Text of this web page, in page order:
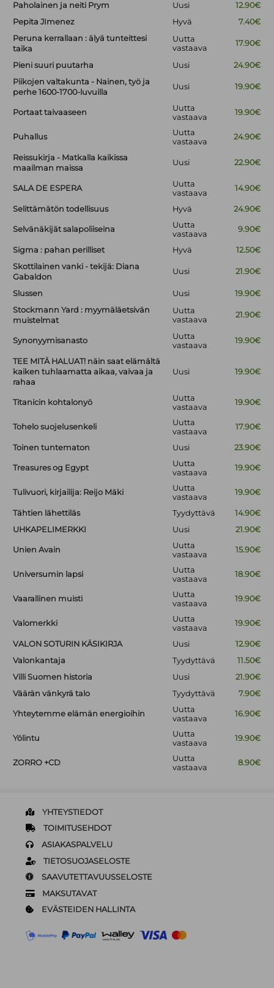
Paholainen ja neiti Prym Uusi
12.90€
Pepita JImenez
Hyvä
7.40€
Peruna kerrallaan : älyä tunteittesi
taika
Uutta
vastaava
17.90€
Pieni suuri puutarha Uusi
24.90€
Piikojen valtakunta - Nainen, työ ja
perhe 1600-1700-luvuilla
Uusi 19.90€
Portaat taivaaseen
Uutta
vastaava
19.90€
Puhallus
Uutta
vastaava
24.90€
Reissukirja - Matkalla kaikissa
maailman maissa
Uusi 22.90€
SALA DE ESPERA
Uutta
vastaava
14.90€
Selittämätön todellisuus Hyvä 24.90€
Selvänäkijät salapoliiseina
Uutta
vastaava
9.90€
Sigma : pahan perilliset Hyvä
12.50€
Skottilainen vanki - tekijä: Diana
Gabaldon
Uusi 21.90€
Slussen Uusi
19.90€
Stockmann Yard : myymäläetsivän
muistelmat
Uutta
vastaava
21.90€
Synonyymisanasto
Uutta
vastaava
19.90€
TEE MITÄ HALUAT! näin saat elämältä
kaiken tuhlaamatta aikaa, vaivaa ja
rahaa
Uusi 19.90€
Titanicin kohtalonyö
Uutta
vastaava
19.90€
Tohelo suojelusenkeli
Uutta
vastaava
17.90€
Toinen tuntematon Uusi 23.90€
Treasures og Egypt
Uutta
vastaava
19.90€
Tulivuori, kirjailija: Reijo Mäki
Uutta
vastaava
19.90€
Tähtien lähettiläs Tyydyttävä
14.90€
UHKAPELIMERKKI
Uusi 21.90€
Unien Avain
Uutta
vastaava
15.90€
Universumin lapsi
Uutta
vastaava
18.90€
Vaarallinen muisti
Uutta
vastaava
19.90€
Valomerkki
Uutta
vastaava
19.90€
VALON SOTURIN KÄSIKIRJA Uusi
12.90€
Valonkantaja
Tyydyttävä
11.50€
Villi Suomen historia
Uusi
21.90€
Väärän vänkyrä talo
Tyydyttävä 7.90€
Yhteytemme elämän energioihin
Uutta
vastaava
16.90€
Yölintu
Uutta
vastaava
19.90€
ZORRO +CD
Uutta
vastaava
8.90€
YHTEYSTIEDOT
TOIMITUSEHDOT
ASIAKASPALVELU
TIETOSUOJASELOSTE
SAAVUTETTAVUUSSELOSTE
MAKSUTAVAT
EVÄSTEIDEN HALLINTA